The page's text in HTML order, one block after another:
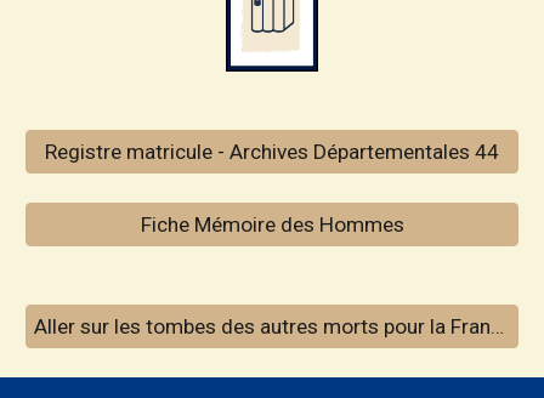
Registre matricule - Archives Départementales 44
Fiche Mémoire des Hommes
Aller sur les tombes des autres morts pour la France inhumés à La Plaine